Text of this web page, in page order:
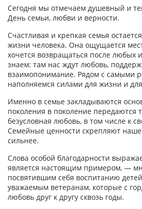
Сегодня мы отмечаем душевный и
День семьи, любви и верности.
Счастливая и крепкая семья
жизни человека. Она ощущается
хочется возвращаться после любых
знаем: там нас ждут любовь,
взаимопонимание. Рядом с самыми
наполняемся силами для жизни и
Именно в семье закладываются
поколения в поколение передаются
безусловная любовь, в том числе к
Семейные ценности скрепляют
сильнее.
Слова особой благодарности
является настоящим примером, —
посвятившим себя воспитанию
уважаемым ветеранам, которые с
любовь друг к другу сквозь годы.